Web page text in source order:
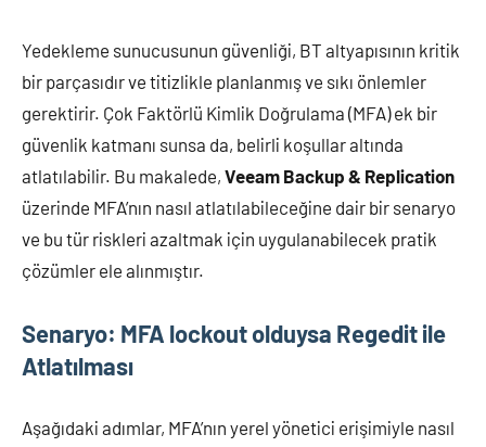
Yedekleme sunucusunun güvenliği, BT altyapısının kritik
bir parçasıdır ve titizlikle planlanmış ve sıkı önlemler
gerektirir. Çok Faktörlü Kimlik Doğrulama (MFA) ek bir
güvenlik katmanı sunsa da, belirli koşullar altında
atlatılabilir. Bu makalede, Veeam Backup & Replication
üzerinde MFA’nın nasıl atlatılabileceğine dair bir senaryo
ve bu tür riskleri azaltmak için uygulanabilecek pratik
çözümler ele alınmıştır.
Senaryo: MFA lockout olduysa Regedit ile
Atlatılması
Aşağıdaki adımlar, MFA’nın yerel yönetici erişimiyle nasıl